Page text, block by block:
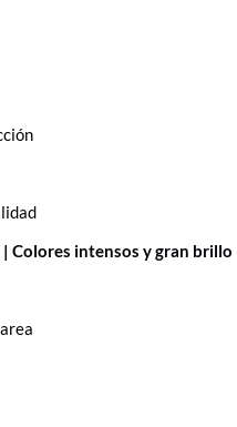
| Colores intensos y gran brillo